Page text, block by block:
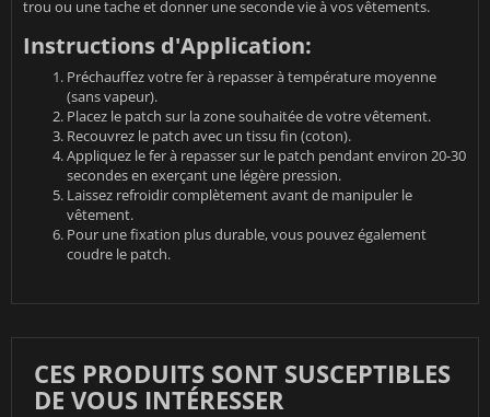
trou ou une tache et donner une seconde vie à vos vêtements.
Instructions d'Application:
Préchauffez votre fer à repasser à température moyenne
(sans vapeur).
Placez le patch sur la zone souhaitée de votre vêtement.
Recouvrez le patch avec un tissu fin (coton).
Appliquez le fer à repasser sur le patch pendant environ 20-30
secondes en exerçant une légère pression.
Laissez refroidir complètement avant de manipuler le
vêtement.
Pour une fixation plus durable, vous pouvez également
coudre le patch.
CES PRODUITS SONT SUSCEPTIBLES
DE VOUS INTÉRESSER